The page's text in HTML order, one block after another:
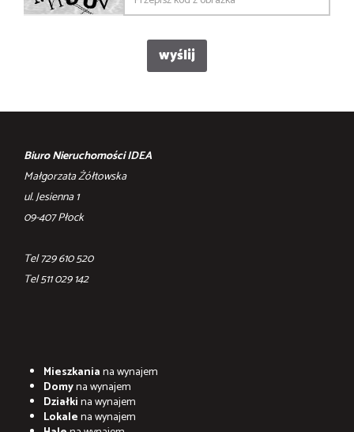
Biuro Nieruchomości IDEA
Małgorzata Żółtowska
ul. Jesienna 1
09-407 Płock
Tel 729 610 520
Tel ‎511 029 142
Mieszkaniana wynajem
Domyna wynajem
Działkina wynajem
Lokalena wynajem